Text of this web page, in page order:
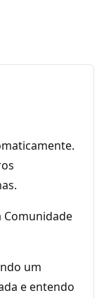
um
e entendo